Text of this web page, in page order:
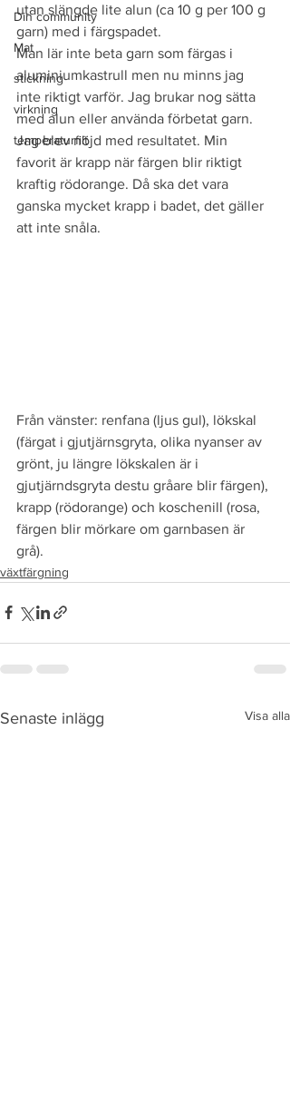
Din community
Mat
stickning
virkning
temperaturfilt
utan slängde lite alun (ca 10 g per 100 g
garn) med i färgspadet.
Man lär inte beta garn som färgas i
aluminiumkastrull men nu minns jag
inte riktigt varför. Jag brukar nog sätta
med alun eller använda förbetat garn.
Jag blev nöjd med resultatet. Min
favorit är krapp när färgen blir riktigt
kraftig rödorange. Då ska det vara
ganska mycket krapp i badet, det gäller
att inte snåla.
Från vänster: renfana (ljus gul), lökskal
(färgat i gjutjärnsgryta, olika nyanser av
grönt, ju längre lökskalen är i
gjutjärndsgryta destu gråare blir färgen),
krapp (rödorange) och koschenill (rosa,
färgen blir mörkare om garnbasen är
grå).
växtfärgning
Senaste inlägg Visa alla